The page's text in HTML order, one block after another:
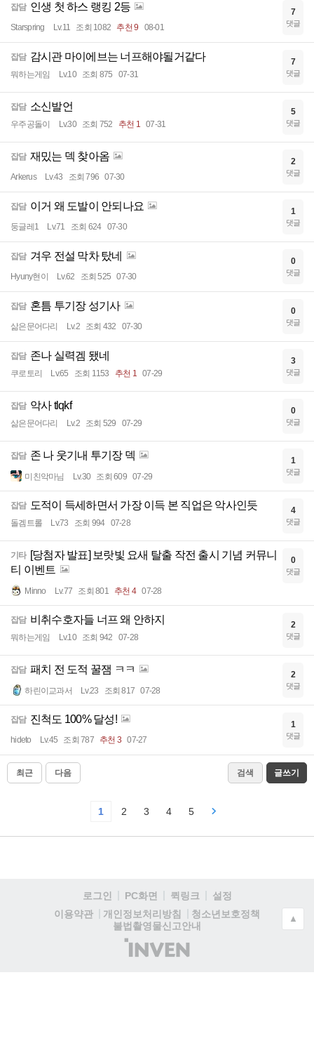
잡담 인생 첫 하스 랭킹 2등
Starspring Lv.11 조회 1082 추천 9 08-01
7
댓글
잡담 감시관 마이에브는 너프해야될거같다
뭐하는게임 Lv.10 조회 875 07-31
7
댓글
잡담 소신발언
우주공돌이 Lv.30 조회 752 추천 1 07-31
5
댓글
잡담 재밌는 덱 찾아옴
Arkerus Lv.43 조회 796 07-30
2
댓글
잡담 이거 왜 도발이 안되나요
둥글레1 Lv.71 조회 624 07-30
1
댓글
잡담 겨우 전설 막차 탔네
Hyuny현이 Lv.62 조회 525 07-30
0
댓글
잡담 혼틈 투기장 성기사
삶은문어다리 Lv.2 조회 432 07-30
0
댓글
잡담 존나 실력겜 됐네
쿠로토리 Lv.65 조회 1153 추천 1 07-29
3
댓글
잡담 악사 tlqkf
삶은문어다리 Lv.2 조회 529 07-29
0
댓글
잡담 존 나 웃기내 투기장 덱
미친악마님 Lv.30 조회 609 07-29
1
댓글
잡담 도적이 득세하면서 가장 이득 본 직업은 악사인듯
돌겜트롤 Lv.73 조회 994 07-28
4
댓글
기타 [당첨자 발표] 보랏빛 요새 탈출 작전 출시 기념 커뮤니
티 이벤트
Minno Lv.77 조회 801 추천 4 07-28
0
댓글
잡담 비취수호자들 너프 왜 안하지
뭐하는게임 Lv.10 조회 942 07-28
2
댓글
잡담 패치 전 도적 꿀잼 ㅋㅋ
하린이교과서 Lv.23 조회 817 07-28
2
댓글
잡담 진척도 100% 달성!
hideto Lv.45 조회 787 추천 3 07-27
1
댓글
최근 다음 검색 글쓰기
1 2 3 4 5
로그인 PC화면 퀵링크
설정
이용약관
개인정보처리방침
청소년보호정책
불법촬영물신고안내
(주)
인
▲